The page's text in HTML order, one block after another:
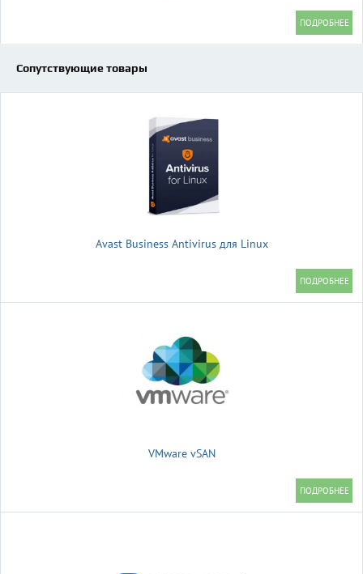
Сопутствующие товары
Avast Business Antivirus для Linux
VMware vSAN